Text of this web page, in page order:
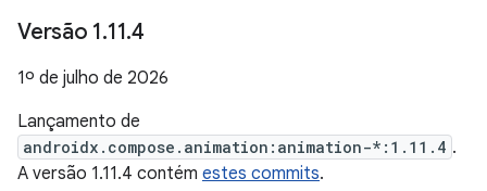
Versão 1.11.4
1º de julho de 2026
Lançamento de
androidx.compose.animation:animation-*:1.11.4 .
A versão 1.11.4 contém estes commits.